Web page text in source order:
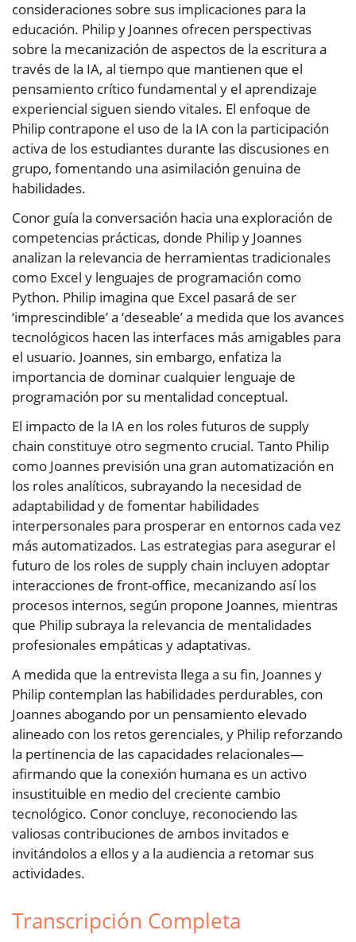
consideraciones sobre sus implicaciones para la
educación. Philip y Joannes ofrecen perspectivas
sobre la mecanización de aspectos de la escritura a
través de la IA, al tiempo que mantienen que el
pensamiento crítico fundamental y el aprendizaje
experiencial siguen siendo vitales. El enfoque de
Philip contrapone el uso de la IA con la participación
activa de los estudiantes durante las discusiones en
grupo, fomentando una asimilación genuina de
habilidades.
Conor guía la conversación hacia una exploración de
competencias prácticas, donde Philip y Joannes
analizan la relevancia de herramientas tradicionales
como Excel y lenguajes de programación como
Python. Philip imagina que Excel pasará de ser
‘imprescindible’ a ‘deseable’ a medida que los avances
tecnológicos hacen las interfaces más amigables para
el usuario. Joannes, sin embargo, enfatiza la
importancia de dominar cualquier lenguaje de
programación por su mentalidad conceptual.
El impacto de la IA en los roles futuros de supply
chain constituye otro segmento crucial. Tanto Philip
como Joannes previsión una gran automatización en
los roles analíticos, subrayando la necesidad de
adaptabilidad y de fomentar habilidades
interpersonales para prosperar en entornos cada vez
más automatizados. Las estrategias para asegurar el
futuro de los roles de supply chain incluyen adoptar
interacciones de front-office, mecanizando así los
procesos internos, según propone Joannes, mientras
que Philip subraya la relevancia de mentalidades
profesionales empáticas y adaptativas.
A medida que la entrevista llega a su fin, Joannes y
Philip contemplan las habilidades perdurables, con
Joannes abogando por un pensamiento elevado
alineado con los retos gerenciales, y Philip reforzando
la pertinencia de las capacidades relacionales—
afirmando que la conexión humana es un activo
insustituible en medio del creciente cambio
tecnológico. Conor concluye, reconociendo las
valiosas contribuciones de ambos invitados e
invitándolos a ellos y a la audiencia a retomar sus
actividades.
Transcripción Completa